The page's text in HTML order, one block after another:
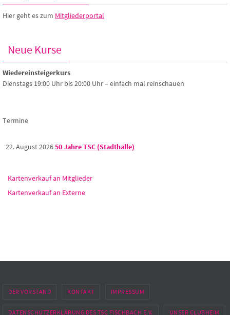
Hier geht es zum Mitgliederportal
Neue Kurse
Wiedereinsteigerkurs
Dienstags 19:00 Uhr bis 20:00 Uhr – einfach mal reinschauen
Termine
22. August 202650 Jahre TSC (Stadthalle)
Kartenverkauf an Mitglieder
Kartenverkauf an Externe
DER VORSTAND KONTAKT IMPRESSUM
DATENSCHUTZERKLÄRUNG DES TSC FISCHBACH E.V. UNSER CLUBHEIM